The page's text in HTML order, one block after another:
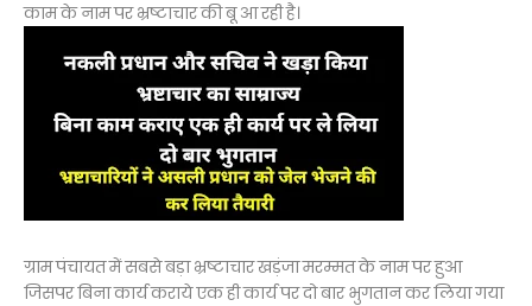
काम के नाम पर भ्रष्टाचार की बू आ रही है।
ग्राम पंचायत में सबसे बड़ा भ्रष्टाचार खड़ंजा मरम्मत के नाम पर हुआ
जिसपर बिना कार्य कराये एक ही कार्य पर दो बार भुगतान कर लिया गया